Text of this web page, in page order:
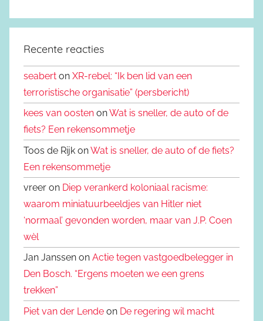
Recente reacties
seabert on XR-rebel: “Ik ben lid van een
terroristische organisatie” (persbericht)
kees van oosten onWat is sneller, de auto of de
fiets? Een rekensommetje
Toos de Rijk onWat is sneller, de auto of de fiets?
Een rekensommetje
vreer on Diep verankerd koloniaal racisme:
waarom miniatuurbeeldjes van Hitler niet
‘normaal’ gevonden worden, maar van J.P. Coen
wèl
Jan Janssen on Actie tegen vastgoedbelegger in
Den Bosch. “Ergens moeten we een grens
trekken”
Piet van der Lende on De regering wil macht